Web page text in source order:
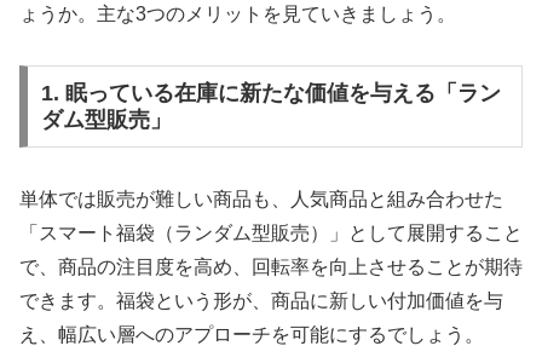
ょうか。主な3つのメリットを見ていきましょう。
1. 眠っている在庫に新たな価値を与える「ラン
ダム型販売」
単体では販売が難しい商品も、人気商品と組み合わせた
「スマート福袋（ランダム型販売）」として展開すること
で、商品の注目度を高め、回転率を向上させることが期待
できます。福袋という形が、商品に新しい付加価値を与
え、幅広い層へのアプローチを可能にするでしょう。